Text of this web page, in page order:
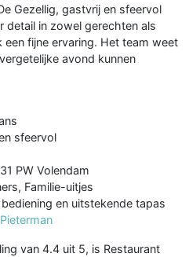
Gezellig, gastvrij en sfeervol
detail in zowel gerechten als
fijne ervaring. Het team weet
avond kunnen
sfeervol
PW Volendam
Familie-uitjes
en uitstekende tapas
van 4.4 uit 5, is Restaurant